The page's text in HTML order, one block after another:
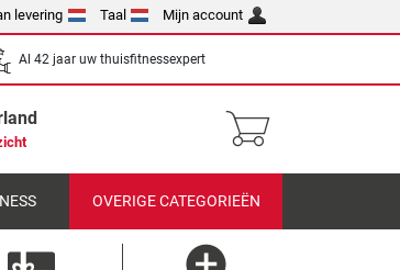
levering Taal Mijn account
Al 42 jaar uw thuisfitnessexpert
OVERIGE CATEGORIEËN